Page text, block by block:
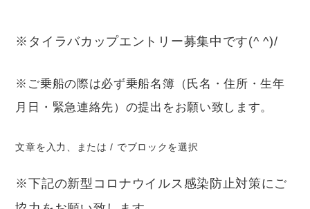
※タイラバカップエントリー募集中です(^ ^)/
※ご乗船の際は必ず乗船名簿（氏名・住所・生年
月日・緊急連絡先）の提出をお願い致します。
文章を入力、または / でブロックを選択
※下記の新型コロナウイルス感染防止対策にご